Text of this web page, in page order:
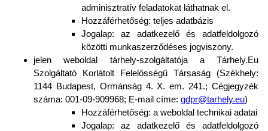
adminisztratív feladatokat láthatnak el.
Hozzáférhetőség: teljes adatbázis
Jogalap: az adatkezelő és adatfeldolgozó
közötti munkaszerződéses jogviszony.
jelen weboldal tárhely-szolgáltatója a Tárhely.Eu
Szolgáltató Korlátolt Felelősségű Társaság (Székhely:
1144 Budapest, Ormánság 4. X. em. 241.; Cégjegyzék
száma: 001-09-909968; E-mail címe: gdpr@tarhely.eu)
Hozzáférhetőség: a weboldal technikai adatai
Jogalap: az adatkezelő és adatfeldolgozó